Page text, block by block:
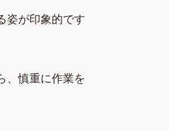
姿が印象的です
、慎重に作業を